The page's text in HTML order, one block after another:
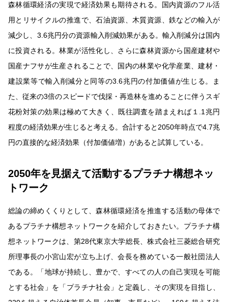
森林循環経済の実現で経済効果も期待される。国内資源のフル活
用とリサイクルの推進で、石油資源、木質資源、鉄などの輸入が
減少し、3.6兆円分の資源輸入削減効果がある。輸入削減分は国内
に投資される。林業が活性化し、さらに森林資源から国産建材や
国産ナフサが生産されることで、国内の林業や化学産業、建材・
建設業等で輸入削減分と同等の3.6兆円の付加価値が生じる。ま
た、従来の3倍のスピードで伐採・再造林を進めることに伴うスギ
花粉対策の効果は極めて大きく、既往調査を踏まえれば１.1兆円
程度の経済効果が生じると考える。合計すると2050年時点で4.7兆
円の直接的な経済効果（付加価値増）があると試算している。
2050年を見据えて活動するプラチナ構想ネッ
トワーク
総論の締めくくりとして、森林循環経済を推進する活動の母体で
あるプラチナ構想ネットワークを紹介しておきたい。プラチナ構
想ネットワークは、第28代東京大学総長、株式会社三菱総合研究
所理事長の小宮山宏が立ち上げ、会長を務めている一般社団法人
である。「地球が持続し、豊かで、すべての人の自己実現を可能
とする社会」を「プラチナ社会」と定義し、その実現を目指し、